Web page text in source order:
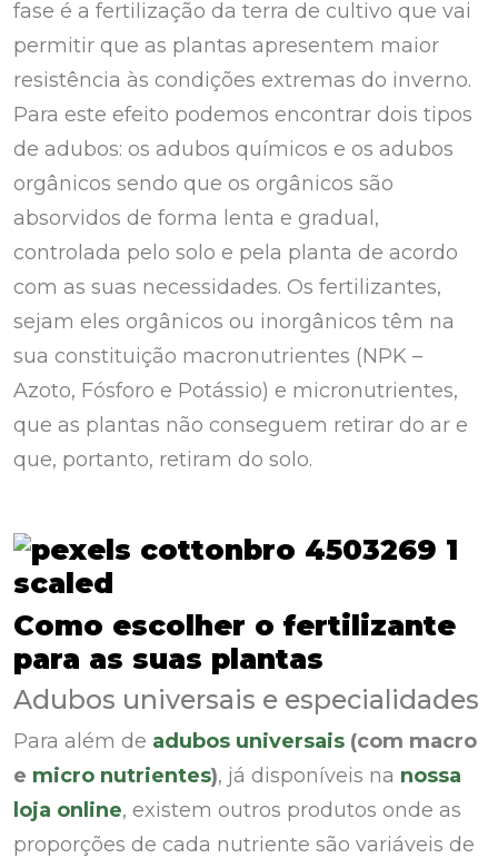
fase é a fertilização da terra de cultivo que vai
permitir que as plantas apresentem maior
resistência às condições extremas do inverno.
Para este efeito podemos encontrar dois tipos
de adubos: os adubos químicos e os adubos
orgânicos sendo que os orgânicos são
absorvidos de forma lenta e gradual,
controlada pelo solo e pela planta de acordo
com as suas necessidades. Os fertilizantes,
sejam eles orgânicos ou inorgânicos têm na
sua constituição macronutrientes (NPK –
Azoto, Fósforo e Potássio) e micronutrientes,
que as plantas não conseguem retirar do ar e
que, portanto, retiram do solo.
Como escolher o fertilizante
para as suas plantas
Adubos universais e especialidades
Para além de adubos universais (com macro
e micro nutrientes), já disponíveis na nossa
loja online, existem outros produtos onde as
proporções de cada nutriente são variáveis de